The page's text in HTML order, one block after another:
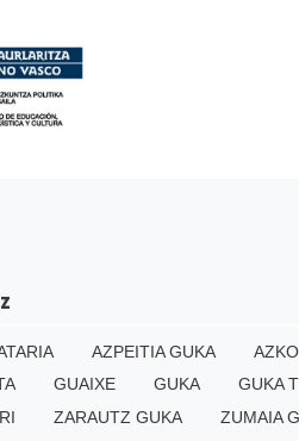
AZPEITIA GUKA
GUAIXE GUKA GUKA
ZARAUTZ GUKA ZUMAIA